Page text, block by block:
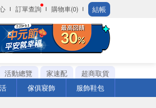
訂單查詢 購物車(0) 結帳
活動總覽 家速配
超商取貨
傢俱寢飾 服飾鞋包